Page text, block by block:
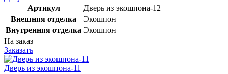
Артикул
Дверь из экошпона-12
Внешняя отделка
Экошпон
Внутренняя отделка Экошпон
На заказ
Заказать
Дверь из экошпона-11